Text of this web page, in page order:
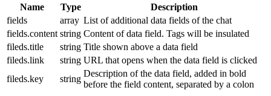
Name Type
Description
fields
array List of additional data fields of the chat
fields.content string Content of data field. Tags will be insulated
fileds.title
string Title shown above a data field
fileds.link
string URL that opens when the data field is clicked
fileds.key
string
Description of the data field, added in bold
before the field content, separated by a colon